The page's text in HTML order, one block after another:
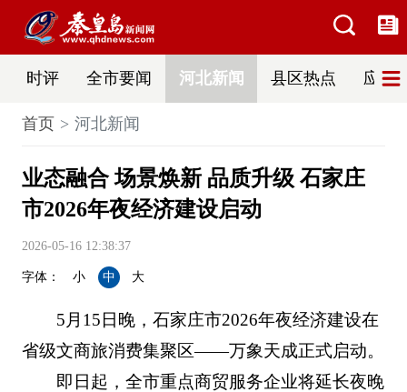
时评 全市要闻 河北新闻 县区热点 应急
首页 河北新闻
业态融合 场景焕新 品质升级 石家庄
市2026年夜经济建设启动
2026-05-16 12:38:37
字体： 小 中 大
5月15日晚，石家庄市2026年夜经济建设在
省级文商旅消费集聚区——万象天成正式启动。
即日起，全市重点商贸服务企业将延长夜晚